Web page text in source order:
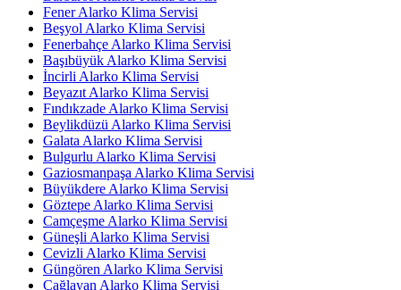
Fener Alarko Klima Servisi
Beşyol Alarko Klima Servisi
Fenerbahçe Alarko Klima Servisi
Başıbüyük Alarko Klima Servisi
İncirli Alarko Klima Servisi
Beyazıt Alarko Klima Servisi
Fındıkzade Alarko Klima Servisi
Beylikdüzü Alarko Klima Servisi
Galata Alarko Klima Servisi
Bulgurlu Alarko Klima Servisi
Gaziosmanpaşa Alarko Klima Servisi
Büyükdere Alarko Klima Servisi
Göztepe Alarko Klima Servisi
Camçeşme Alarko Klima Servisi
Güneşli Alarko Klima Servisi
Cevizli Alarko Klima Servisi
Güngören Alarko Klima Servisi
Çağlayan Alarko Klima Servisi